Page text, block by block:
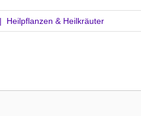
| Heilpflanzen & Heilkräuter